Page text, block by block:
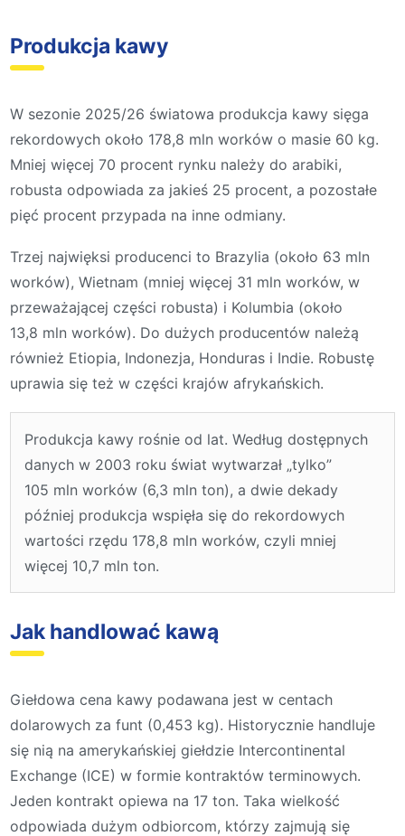
Produkcja kawy
W sezonie 2025/26 światowa produkcja kawy sięga
rekordowych około 178,8 mln worków o masie 60 kg.
Mniej więcej 70 procent rynku należy do arabiki,
robusta odpowiada za jakieś 25 procent, a pozostałe
pięć procent przypada na inne odmiany.
Trzej najwięksi producenci to Brazylia (około 63 mln
worków), Wietnam (mniej więcej 31 mln worków, w
przeważającej części robusta) i Kolumbia (około
13,8 mln worków). Do dużych producentów należą
również Etiopia, Indonezja, Honduras i Indie. Robustę
uprawia się też w części krajów afrykańskich.
Produkcja kawy rośnie od lat. Według dostępnych
danych w 2003 roku świat wytwarzał „tylko”
105 mln worków (6,3 mln ton), a dwie dekady
później produkcja wspięła się do rekordowych
wartości rzędu 178,8 mln worków, czyli mniej
więcej 10,7 mln ton.
Jak handlować kawą
Giełdowa cena kawy podawana jest w centach
dolarowych za funt (0,453 kg). Historycznie handluje
się nią na amerykańskiej giełdzie Intercontinental
Exchange (ICE) w formie kontraktów terminowych.
Jeden kontrakt opiewa na 17 ton. Taka wielkość
odpowiada dużym odbiorcom, którzy zajmują się